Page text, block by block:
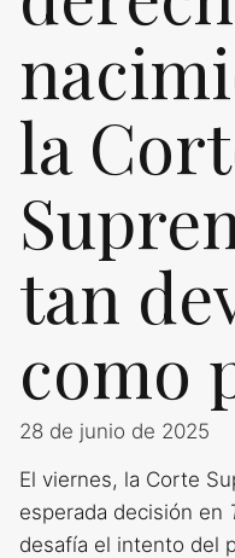
la
tan
como
28 de junio de 2025
El viernes, la Corte
esperada decisión en
desafía el intento del